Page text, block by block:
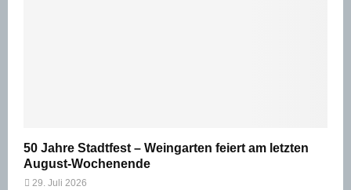
50 Jahre Stadtfest – Weingarten feiert am letzten
August-Wochenende
29. Juli 2026